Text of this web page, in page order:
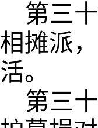
第三
相摊派
活。
第三